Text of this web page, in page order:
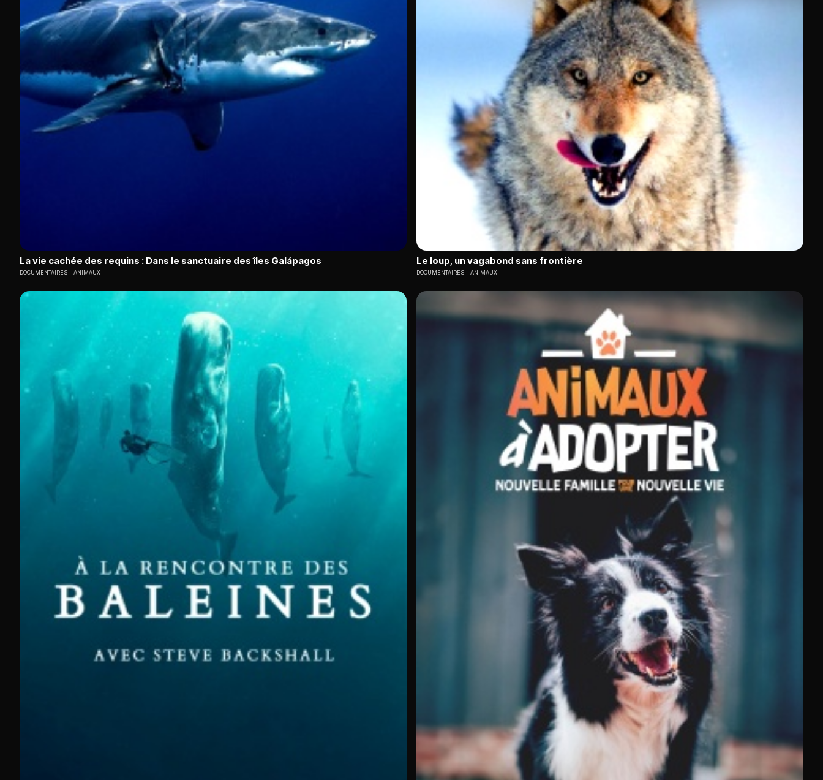
La vie cachée des requins : Dans le sanctuaire des îles Galápagos
DOCUMENTAIRES ANIMAUX
Le loup, un vagabond sans frontière
DOCUMENTAIRES ANIMAUX